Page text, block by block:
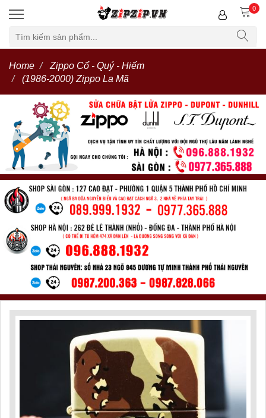
0
Home
Zippo Cổ - Quý - Hiếm
(1986-2000) Zippo La Mã